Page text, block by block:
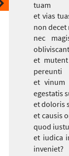
tuam
et vias
non decet
nec
et
pereunti
et vinum
egestatis
et doloris
et causis
quod
et iudica
inveniet?